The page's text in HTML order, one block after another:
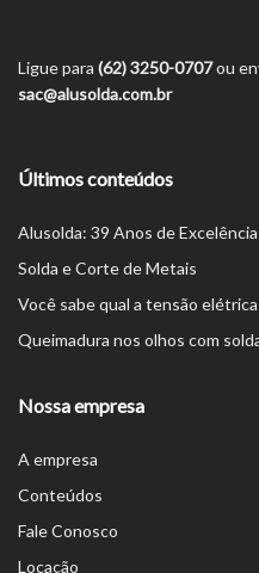
Ligue para (62) 3250-0707ou
sac@alusolda.com.br
Últimos conteúdos
Alusolda: 39 Anos de
Solda e Corte de Metais
Você sabe qual a tensão
Queimadura nos olhos com
Nossa empresa
A empresa
Conteúdos
Fale Conosco
Locação